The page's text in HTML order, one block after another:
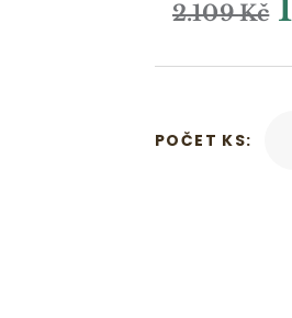
2.109Kč
POČET KS: